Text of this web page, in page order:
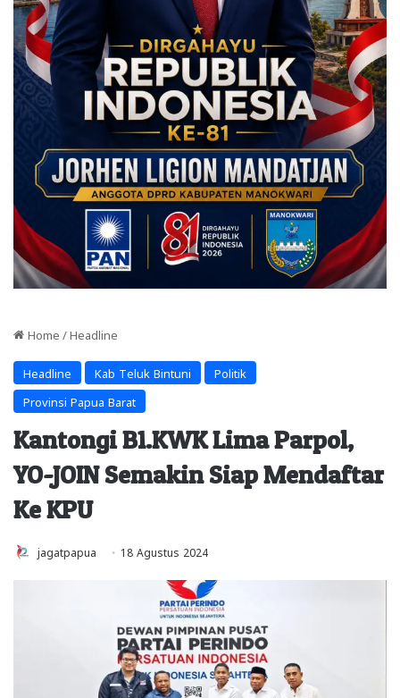
Home / Headline
Headline Kab Teluk Bintuni Politik
Provinsi Papua Barat
Kantongi B1.KWK Lima Parpol,
YO-JOIN Semakin Siap Mendaftar
Ke KPU
jagatpapua 18 Agustus 2024